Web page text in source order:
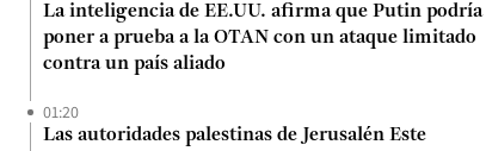
La inteligencia de EE.UU. afirma que Putin podría
poner a prueba a la OTAN con un ataque limitado
contra un país aliado
01:20
Las autoridades palestinas de Jerusalén Este